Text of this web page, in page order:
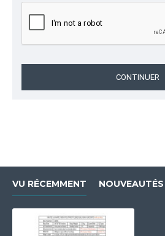
CONTINUER
VU RÉCEMMENT NOUVEAUTÉS